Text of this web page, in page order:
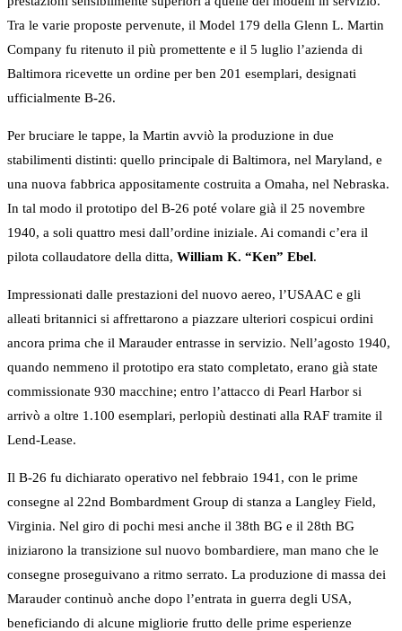
Tra le varie proposte pervenute, il Model 179 della Glenn L. Martin
Company fu ritenuto il più promettente e il 5 luglio l’azienda di
Baltimora ricevette un ordine per ben 201 esemplari, designati
ufficialmente B-26.
Per bruciare le tappe, la Martin avviò la produzione in due
stabilimenti distinti: quello principale di Baltimora, nel Maryland, e
una nuova fabbrica appositamente costruita a Omaha, nel Nebraska.
In tal modo il prototipo del B-26 poté volare già il 25 novembre
1940, a soli quattro mesi dall’ordine iniziale. Ai comandi c’era il
pilota collaudatore della ditta, William K. “Ken” Ebel.
Impressionati dalle prestazioni del nuovo aereo, l’USAAC e gli
alleati britannici si affrettarono a piazzare ulteriori cospicui ordini
ancora prima che il Marauder entrasse in servizio. Nell’agosto 1940,
quando nemmeno il prototipo era stato completato, erano già state
commissionate 930 macchine; entro l’attacco di Pearl Harbor si
arrivò a oltre 1.100 esemplari, perlopiù destinati alla RAF tramite il
Lend-Lease.
Il B-26 fu dichiarato operativo nel febbraio 1941, con le prime
consegne al 22nd Bombardment Group di stanza a Langley Field,
Virginia. Nel giro di pochi mesi anche il 38th BG e il 28th BG
iniziarono la transizione sul nuovo bombardiere, man mano che le
consegne proseguivano a ritmo serrato. La produzione di massa dei
Marauder continuò anche dopo l’entrata in guerra degli USA,
beneficiando di alcune migliorie frutto delle prime esperienze